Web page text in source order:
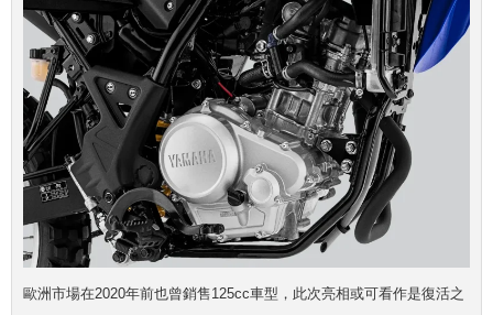
歐洲市場在2020年前也曾銷售125cc車型，此次亮相或可看作是復活之